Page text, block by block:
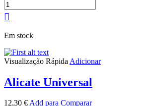
Em stock
Visualização Rápida Adicionar
Alicate Universal
12,30 €Add para Comparar